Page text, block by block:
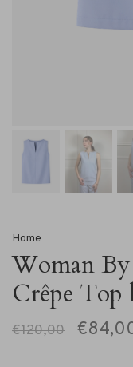
Home
Woman
Crêpe Top
€120,00